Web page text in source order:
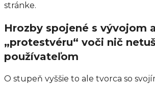
stránke.
Hrozby spojené s vývojom
„protestvéru“ voči nič
používateľom
O stupeň vyššie to ale tvorca so